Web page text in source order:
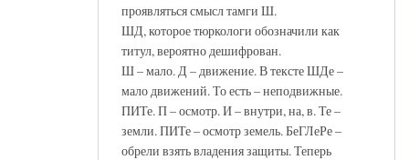
проявляться смысл тамги Ш.
ШД, которое тюркологи обозначили как
титул, вероятно дешифрован.
Ш – мало. Д – движение. В тексте ШДе –
мало движений. То есть – неподвижные.
ПИТе. П – осмотр. И – внутри, на, в. Те –
земли. ПИТе – осмотр земель. БеГЛеРе –
обрели взять владения защиты. Теперь